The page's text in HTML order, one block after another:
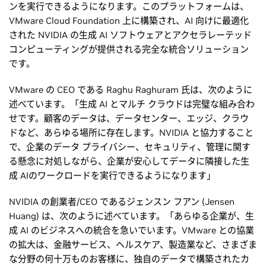
ンを実行できるようになります。このプラットフォームは、
VMware Cloud Foundation 上に構築され、AI 向けに最適化
された NVIDIA の生成 AI ソフトウェアとアクセラレーテッド
コンピューティングが提供される完全な統合ソリューション
です。
VMware の CEO である Raghu Raghuram 氏は、次のように
述べています。「生成 AI とマルチ クラウドは完璧な組み合わ
せです。顧客のデータは、データセンター、エッジ、クラウ
ドなど、あらゆる場所に存在します。NVIDIA と協力すること
で、企業のデータ プライバシー、セキュリティ、管理に関す
る懸念に対処しながら、企業が安心してデータに隣接した生
成 AIのワークロードを実行できるようになります」
NVIDIA の創業者/CEO であるジェンスン フアン (Jensen
Huang) は、次のように述べています。「あらゆる企業が、生
成 AI のビジネスへの統合を急いでいます。VMware との協業
の拡大は、金融サービス、ヘルスケア、製造業など、さまざま
な分野の何十万ものお客様に、独自のデータで構築されたカ